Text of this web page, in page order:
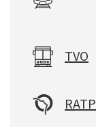
TVO
RATP